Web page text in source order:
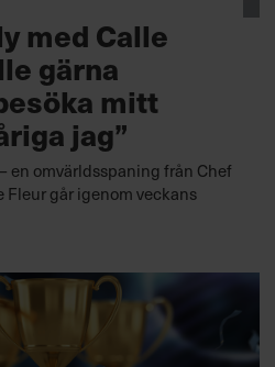
med Calle
gärna
mitt
jag”
en omvärldsspaning från Chef
Fleur går igenom veckans